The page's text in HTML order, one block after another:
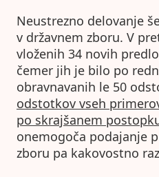
Neustrezno delovanje
v državnem zboru. V
vloženih 34 novih
čemer jih je bilo po
obravnavanih le 50
odstotkov vseh
po skrajšanem
onemogoča podajanje
zboru pa kakovostno